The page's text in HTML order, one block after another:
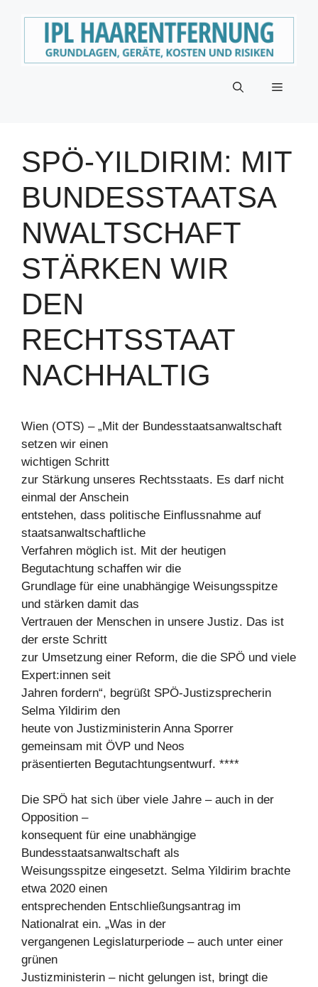
Menü
SPÖ-YILDIRIM: MIT
BUNDESSTAATSA
NWALTSCHAFT
STÄRKEN WIR
DEN
RECHTSSTAAT
NACHHALTIG
Wien (OTS) – „Mit der Bundesstaatsanwaltschaft
setzen wir einen
wichtigen Schritt
zur Stärkung unseres Rechtsstaats. Es darf nicht
einmal der Anschein
entstehen, dass politische Einflussnahme auf
staatsanwaltschaftliche
Verfahren möglich ist. Mit der heutigen
Begutachtung schaffen wir die
Grundlage für eine unabhängige Weisungsspitze
und stärken damit das
Vertrauen der Menschen in unsere Justiz. Das ist
der erste Schritt
zur Umsetzung einer Reform, die die SPÖ und viele
Expert:innen seit
Jahren fordern“, begrüßt SPÖ-Justizsprecherin
Selma Yildirim den
heute von Justizministerin Anna Sporrer
gemeinsam mit ÖVP und Neos
präsentierten Begutachtungsentwurf. ****
Die SPÖ hat sich über viele Jahre – auch in der
Opposition –
konsequent für eine unabhängige
Bundesstaatsanwaltschaft als
Weisungsspitze eingesetzt. Selma Yildirim brachte
etwa 2020 einen
entsprechenden Entschließungsantrag im
Nationalrat ein. „Was in der
vergangenen Legislaturperiode – auch unter einer
grünen
Justizministerin – nicht gelungen ist, bringt die